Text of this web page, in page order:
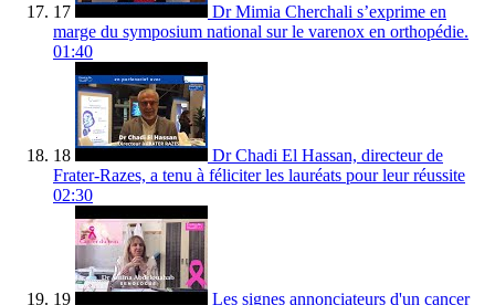
17
Dr Mimia Cherchali s’exprime en
marge du symposium national sur le varenox en orthopédie.
01:40
18
Dr Chadi El Hassan, directeur de
Frater-Razes, a tenu à féliciter les lauréats pour leur réussite
02:30
19
Les signes annonciateurs d'un cancer